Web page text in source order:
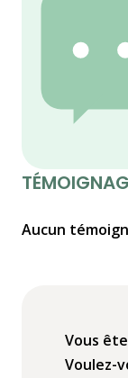
Aucun
Vous
Voulez-